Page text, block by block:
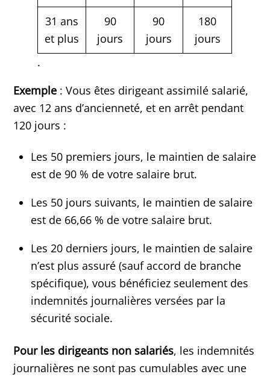
31 ans
et plus
90
jours
90
jours
180
jours
.
Exemple : Vous êtes dirigeant assimilé salarié,
avec 12 ans d’ancienneté, et en arrêt pendant
120 jours :
Les 50 premiers jours, le maintien de salaire
est de 90 % de votre salaire brut.
Les 50 jours suivants, le maintien de salaire
est de 66,66 % de votre salaire brut.
Les 20 derniers jours, le maintien de salaire
n’est plus assuré (sauf accord de branche
spécifique), vous bénéficiez seulement des
indemnités journalières versées par la
sécurité sociale.
Pour les dirigeants non salariés, les indemnités
journalières ne sont pas cumulables avec une